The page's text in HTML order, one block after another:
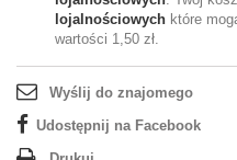
lojalnościowych które
wartości 1,50 zł.
Wyślij do znajomego
Udostępnij na Facebook